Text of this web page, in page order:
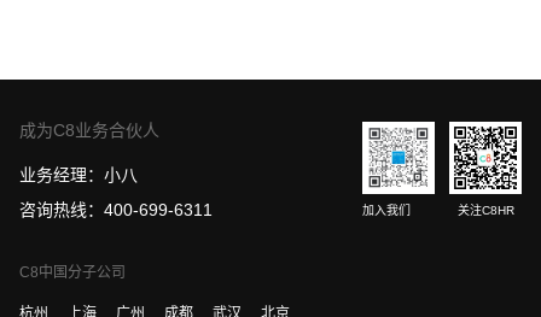
成为C8业务合伙人
业务经理：小八
咨询热线：400-699-6311
加入我们 关注C8HR
C8中国分子公司
杭州 上海 广州 成都 武汉 北京